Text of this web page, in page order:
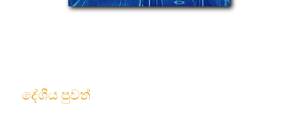
දේශීය පුවත්